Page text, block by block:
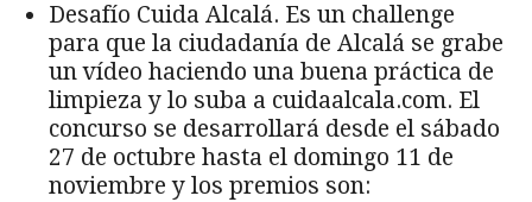
Desafío Cuida Alcalá. Es un challenge
para que la ciudadanía de Alcalá se grabe
un vídeo haciendo una buena práctica de
limpieza y lo suba a cuidaalcala.com. El
concurso se desarrollará desde el sábado
27 de octubre hasta el domingo 11 de
noviembre y los premios son: